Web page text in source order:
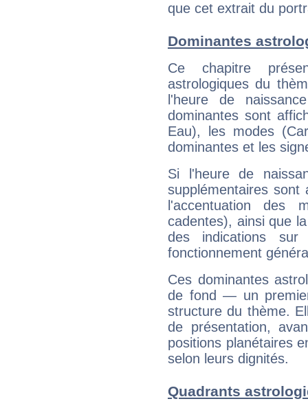
que cet extrait du
Dominantes
Ce chapitre
astrologiques du
l'heure de
dominantes sont
Eau), les modes
dominantes et les
Si l'heure de
supplémentaires sont
l'accentuation des
cadentes), ainsi que
des indications sur
fonctionnement
Ces dominantes
de fond — un
structure du thème.
de présentation,
positions planétaires
selon leurs dignités.
Quadrants